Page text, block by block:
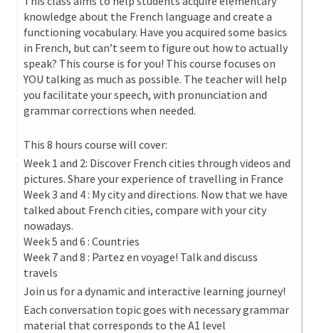
knowledge about the French language and create a
functioning vocabulary. Have you acquired some basics
in French, but can’t seem to figure out how to actually
speak? This course is for you! This course focuses on
YOU talking as much as possible. The teacher will help
you facilitate your speech, with pronunciation and
grammar corrections when needed.
This 8 hours course will cover:
Week 1 and 2: Discover French cities through videos and
pictures. Share your experience of travelling in France
Week 3 and 4 : My city and directions. Now that we have
talked about French cities, compare with your city
nowadays.
Week 5 and 6 : Countries
Week 7 and 8 : Partez en voyage! Talk and discuss
travels
Join us for a dynamic and interactive learning journey!
Each conversation topic goes with necessary grammar
material that corresponds to the A1 level